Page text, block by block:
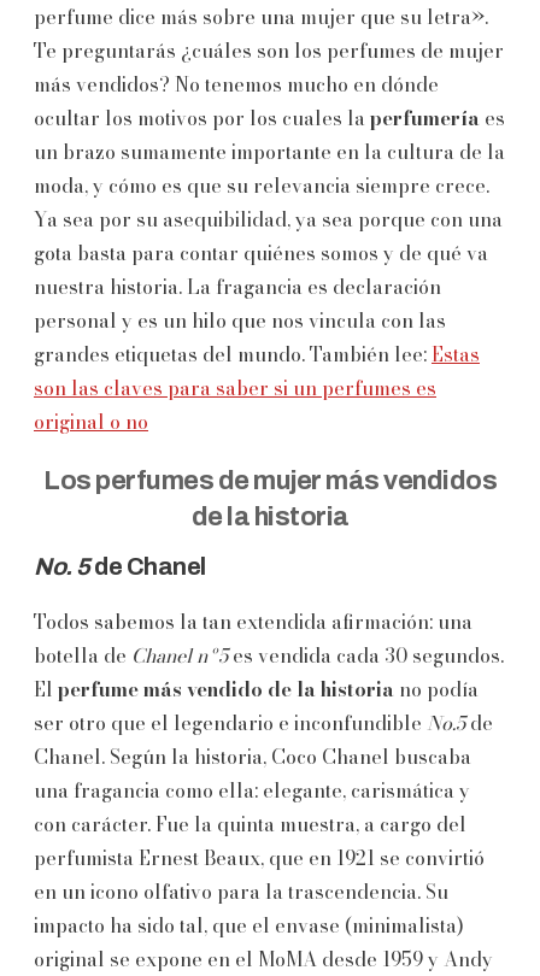
perfume dice más sobre una mujer que su letra».
Te preguntarás ¿cuáles son los perfumes de mujer
más vendidos? No tenemos mucho en dónde
ocultar los motivos por los cuales la perfumería es
un brazo sumamente importante en la cultura de la
moda, y cómo es que su relevancia siempre crece.
Ya sea por su asequibilidad, ya sea porque con una
gota basta para contar quiénes somos y de qué va
nuestra historia. La fragancia es declaración
personal y es un hilo que nos vincula con las
grandes etiquetas del mundo. También lee: Estas
son las claves para saber si un perfumes es
original o no
Los perfumes de mujer más vendidos
de la historia
No. 5de Chanel
Todos sabemos la tan extendida afirmación: una
botella de Chanel nº5es vendida cada 30 segundos.
El perfume más vendido de la historia no podía
ser otro que el legendario e inconfundible No.5de
Chanel. Según la historia, Coco Chanel buscaba
una fragancia como ella: elegante, carismática y
con carácter. Fue la quinta muestra, a cargo del
perfumista Ernest Beaux, que en 1921 se convirtió
en un icono olfativo para la trascendencia. Su
impacto ha sido tal, que el envase (minimalista)
original se expone en el MoMA desde 1959 y Andy